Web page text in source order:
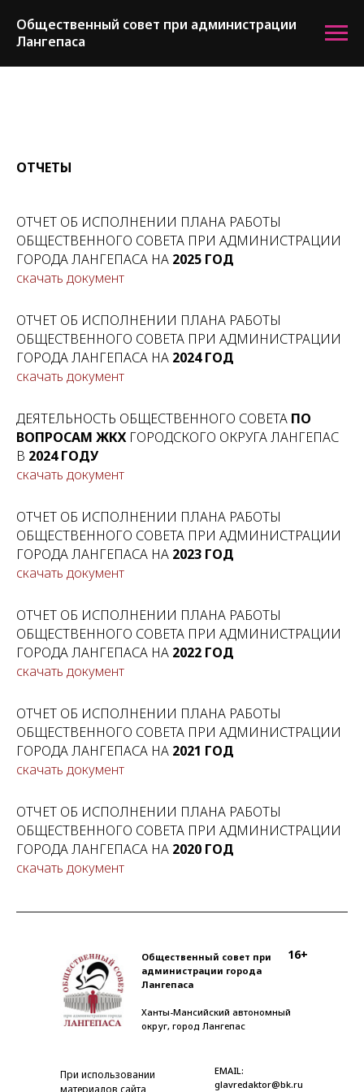
Общественный совет при администрации
Лангепаса
ОТЧЕТЫ
ОТЧЕТ ОБ ИСПОЛНЕНИИ ПЛАНА РАБОТЫ
ОБЩЕСТВЕННОГО СОВЕТА ПРИ АДМИНИСТРАЦИИ
ГОРОДА ЛАНГЕПАСА НА 2025 ГОД
скачать документ
ОТЧЕТ ОБ ИСПОЛНЕНИИ ПЛАНА РАБОТЫ
ОБЩЕСТВЕННОГО СОВЕТА ПРИ АДМИНИСТРАЦИИ
ГОРОДА ЛАНГЕПАСА НА 2024 ГОД
скачать документ
ДЕЯТЕЛЬНОСТЬ ОБЩЕСТВЕННОГО СОВЕТА ПО
ВОПРОСАМ ЖКХГОРОДСКОГО ОКРУГА ЛАНГЕПАС
В 2024 ГОДУ
скачать документ
ОТЧЕТ ОБ ИСПОЛНЕНИИ ПЛАНА РАБОТЫ
ОБЩЕСТВЕННОГО СОВЕТА ПРИ АДМИНИСТРАЦИИ
ГОРОДА ЛАНГЕПАСА НА 2023 ГОД
скачать документ
ОТЧЕТ ОБ ИСПОЛНЕНИИ ПЛАНА РАБОТЫ
ОБЩЕСТВЕННОГО СОВЕТА ПРИ АДМИНИСТРАЦИИ
ГОРОДА ЛАНГЕПАСА НА 2022 ГОД
скачать документ
ОТЧЕТ ОБ ИСПОЛНЕНИИ ПЛАНА РАБОТЫ
ОБЩЕСТВЕННОГО СОВЕТА ПРИ АДМИНИСТРАЦИИ
ГОРОДА ЛАНГЕПАСА НА 2021 ГОД
скачать документ
ОТЧЕТ ОБ ИСПОЛНЕНИИ ПЛАНА РАБОТЫ
ОБЩЕСТВЕННОГО СОВЕТА ПРИ АДМИНИСТРАЦИИ
ГОРОДА ЛАНГЕПАСА НА 2020 ГОД
скачать документ
Общественный совет при
администрации города
Лангепаса
Ханты-Мансийский автономный
округ, город Лангепас
EMAIL:
glavredaktor@bk.ru
При использовании
материалов сайта
16+